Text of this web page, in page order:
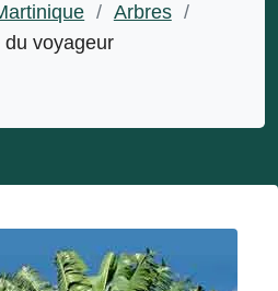
/ Arbres /
du voyageur